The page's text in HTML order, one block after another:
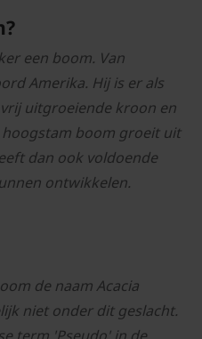
een boom. Van
Amerika. Hij is er als
uitgroeiende kroon en
hoogstam boom groeit uit
dan ook voldoende
ontwikkelen.
de naam Acacia
niet onder dit geslacht.